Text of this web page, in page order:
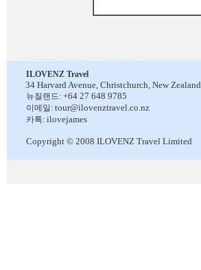
ILOVENZ Travel
34 Harvard Avenue, Christchurch, New Zealand
뉴질랜드: +64 27 648 9785
이메일: tour@ilovenztravel.co.nz
카톡: ilovejames
Copyright © 2008 ILOVENZ Travel Limited